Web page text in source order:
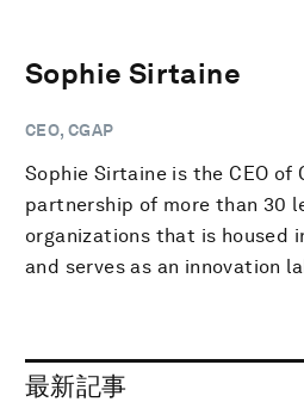
Sophie Sirtaine
CEO, CGAP
Sophie Sirtaine is the CEO of
partnership of more than 30
organizations that is housed
and serves as an innovation
最新記事